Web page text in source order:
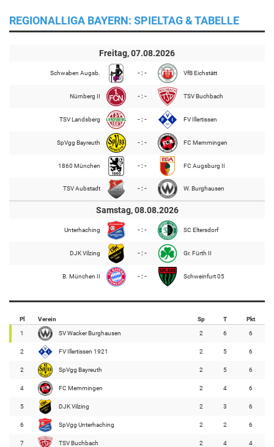
REGIONALLIGA BAYERN: SPIELTAG & TABELLE
Freitag, 07.08.2026
Schwaben Augsb. - : - VfB Eichstätt
Nürnberg II - : - TSV Buchbach
TSV Landsberg - : - FV Illertissen
SpVgg Bayreuth - : - FC Memmingen
1860 München - : - FC Augsburg II
TSV Aubstadt - : - W. Burghausen
Samstag, 08.08.2026
Unterhaching - : - SC Eltersdorf
DJK Vilzing - : - Gr. Fürth II
B. München II - : - Schweinfurt 05
Pl Verein Sp T Pkt
1 SV Wacker Burghausen 2 6 6
2 FV Illertissen 1921 2 5 6
2 SpVgg Bayreuth 2 5 6
4 FC Memmingen 2 4 6
5 DJK Vilzing 2 3 6
6 SpVgg Unterhaching 2 2 6
7 TSV Buchbach 2 4 4